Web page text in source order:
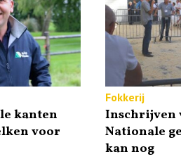
kanten
voor
Fokkerij
Inschrijven
Nationale
kan nog